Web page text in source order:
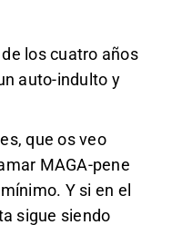
los cuatro años
auto-indulto y
que os veo
MAGA-pene
Y si en el
sigue siendo